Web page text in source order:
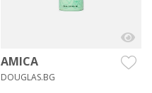
AMICA
DOUGLAS.BG